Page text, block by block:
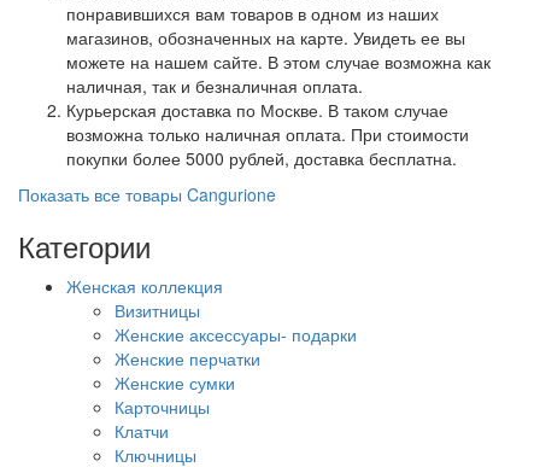
понравившихся вам товаров в одном из наших
магазинов, обозначенных на карте. Увидеть ее вы
можете на нашем сайте. В этом случае возможна как
наличная, так и безналичная оплата.
Курьерская доставка по Москве. В таком случае
возможна только наличная оплата. При стоимости
покупки более 5000 рублей, доставка бесплатна.
Показать все товары Cangurione
Категории
Женская коллекция
Визитницы
Женские аксессуары- подарки
Женские перчатки
Женские сумки
Карточницы
Клатчи
Ключницы